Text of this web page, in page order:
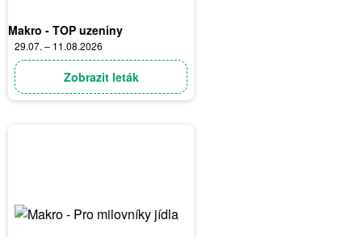
Makro - TOP uzeniny
29.07. – 11.08.2026
Zobrazit leták